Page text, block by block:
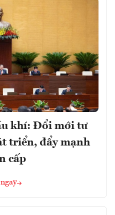
khí: Đổi mới tư
triển, đẩy mạnh
cấp